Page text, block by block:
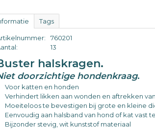
Tags
760201
13
halskragen.
doorzichtige hondenkraag.
Voor katten en honden
Verhindert likken aan wonden en aftrekken
Moeiteloos te bevestigen bij grote en kleine
Eenvoudig aan halsband van hond of kat vast
Bijzonder stevig, wit kunststof materiaal